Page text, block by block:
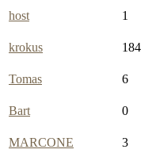
host
1
krokus
184
Tomas
6
Bart
0
MARCONE
3